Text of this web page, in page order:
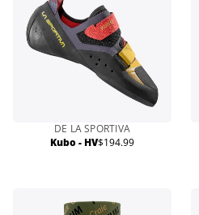
DE LA SPORTIVA
Kubo - HVPrix
$194.99